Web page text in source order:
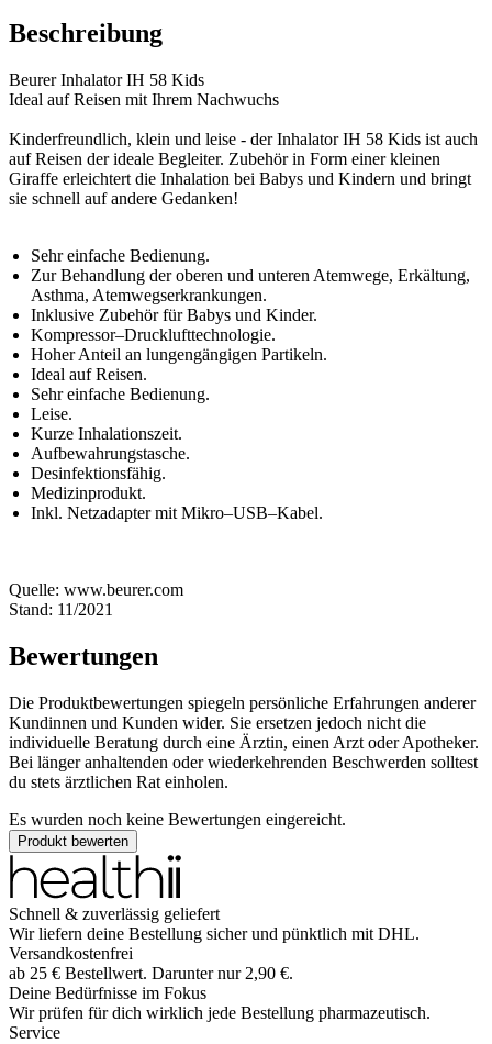
Beschreibung
Beurer Inhalator IH 58 Kids
Ideal auf Reisen mit Ihrem Nachwuchs
Kinderfreundlich, klein und leise - der Inhalator IH 58 Kids ist auch
auf Reisen der ideale Begleiter. Zubehör in Form einer kleinen
Giraffe erleichtert die Inhalation bei Babys und Kindern und bringt
sie schnell auf andere Gedanken!
Sehr einfache Bedienung.
Zur Behandlung der oberen und unteren Atemwege, Erkältung,
Asthma, Atemwegserkrankungen.
Inklusive Zubehör für Babys und Kinder.
Kompressor–Drucklufttechnologie.
Hoher Anteil an lungengängigen Partikeln.
Ideal auf Reisen.
Sehr einfache Bedienung.
Leise.
Kurze Inhalationszeit.
Aufbewahrungstasche.
Desinfektionsfähig.
Medizinprodukt.
Inkl. Netzadapter mit Mikro–USB–Kabel.
Quelle: www.beurer.com
Stand: 11/2021
Bewertungen
Die Produktbewertungen spiegeln persönliche Erfahrungen anderer
Kundinnen und Kunden wider. Sie ersetzen jedoch nicht die
individuelle Beratung durch eine Ärztin, einen Arzt oder Apotheker.
Bei länger anhaltenden oder wiederkehrenden Beschwerden solltest
du stets ärztlichen Rat einholen.
Es wurden noch keine Bewertungen eingereicht.
Produkt bewerten
Schnell & zuverlässig geliefert
Wir liefern deine Bestellung sicher und pünktlich mit DHL.
Versandkostenfrei
ab 25 € Bestellwert. Darunter nur 2,90 €.
Deine Bedürfnisse im Fokus
Wir prüfen für dich wirklich jede Bestellung pharmazeutisch.
Service